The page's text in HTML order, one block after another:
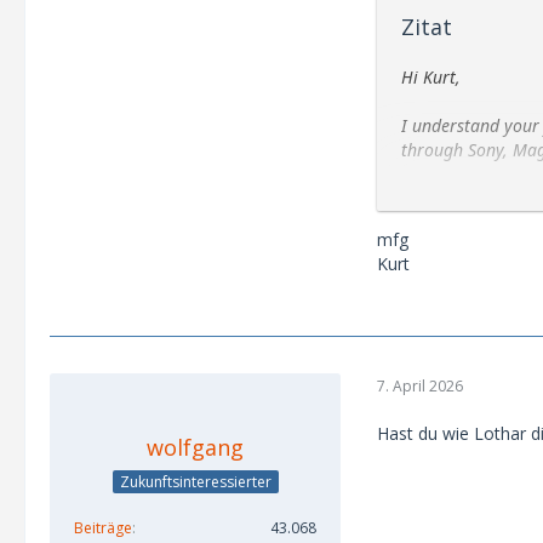
Zitat
Hi Kurt,
I understand your
through Sony,
You’re right
That said, I don’t
down the line, I’d
I really do
mfg
Kurt
wolfgang
Zukunftsinteressierter
Beiträge 43.068
7. April 2026
Hast du wie Lothar